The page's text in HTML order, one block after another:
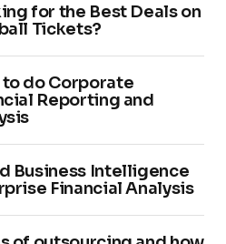
for the Best Deals on
Tickets?
to do Corporate
Reporting and
Business Intelligence
Financial Analysis